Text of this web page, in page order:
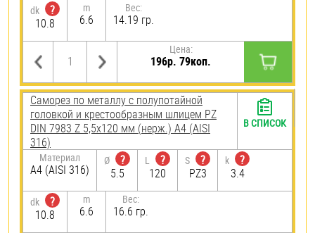
dk
?
10.8
m
6.6
Вес:
14.19 гр.
Цена:
196р. 79коп.
Саморез по металлу с полупотайной
головкой и крестообразным шлицем PZ
DIN 7983 Z 5,5х120 мм (нерж.) A4 (AISI
316)
Материал
A4 (AISI 316)
Ø
?
5.5
L
?
120
S
?
PZ3
k
?
3.4
dk
?
10.8
m
6.6
Вес:
16.6 гр.
В СПИСОК